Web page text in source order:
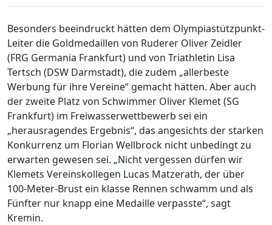
Besonders beeindruckt hätten dem Olympiastützpunkt-
Leiter die Goldmedaillen von Ruderer Oliver Zeidler
(FRG Germania Frankfurt) und von Triathletin Lisa
Tertsch (DSW Darmstadt), die zudem „allerbeste
Werbung für ihre Vereine“ gemacht hätten. Aber auch
der zweite Platz von Schwimmer Oliver Klemet (SG
Frankfurt) im Freiwasserwettbewerb sei ein
„herausragendes Ergebnis“, das angesichts der starken
Konkurrenz um Florian Wellbrock nicht unbedingt zu
erwarten gewesen sei. „Nicht vergessen dürfen wir
Klemets Vereinskollegen Lucas Matzerath, der über
100-Meter-Brust ein klasse Rennen schwamm und als
Fünfter nur knapp eine Medaille verpasste“, sagt
Kremin.